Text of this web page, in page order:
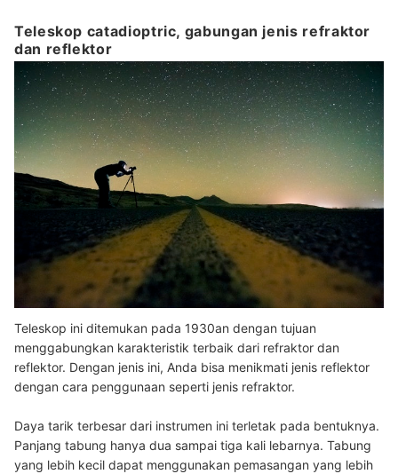
Teleskop catadioptric, gabungan jenis refraktor
dan reflektor
Teleskop ini ditemukan pada 1930an dengan tujuan
menggabungkan karakteristik terbaik dari refraktor dan
reflektor. Dengan jenis ini, Anda bisa menikmati jenis reflektor
dengan cara penggunaan seperti jenis refraktor.
Daya tarik terbesar dari instrumen ini terletak pada bentuknya.
Panjang tabung hanya dua sampai tiga kali lebarnya. Tabung
yang lebih kecil dapat menggunakan pemasangan yang lebih